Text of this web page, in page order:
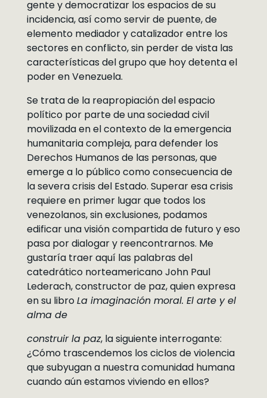
gente y democratizar los espacios de su
incidencia, así como servir de puente, de
elemento mediador y catalizador entre los
sectores en conflicto, sin perder de vista las
características del grupo que hoy detenta el
poder en Venezuela.
Se trata de la reapropiación del espacio
político por parte de una sociedad civil
movilizada en el contexto de la emergencia
humanitaria compleja, para defender los
Derechos Humanos de las personas, que
emerge a lo público como consecuencia de
la severa crisis del Estado. Superar esa crisis
requiere en primer lugar que todos los
venezolanos, sin exclusiones, podamos
edificar una visión compartida de futuro y eso
pasa por dialogar y reencontrarnos. Me
gustaría traer aquí las palabras del
catedrático norteamericano John Paul
Lederach, constructor de paz, quien expresa
en su libroLa imaginación moral. El arte y el
alma de
construir la paz, la siguiente interrogante:
¿Cómo trascendemos los ciclos de violencia
que subyugan a nuestra comunidad humana
cuando aún estamos viviendo en ellos?